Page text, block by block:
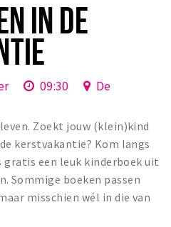
IN DE
09:30
De
Zoekt jouw (klein)kind
kerstvakantie? Kom langs
een leuk kinderboek uit
Sommige boeken passen
misschien wél in die van